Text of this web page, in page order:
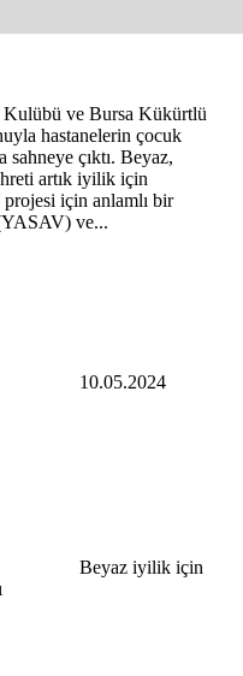
Kulübü ve Bursa Kükürtlü
hastanelerin çocuk
sahneye çıktı. Beyaz,
artık iyilik için
projesi için anlamlı bir
ve...
10.05.2024
Beyaz iyilik için